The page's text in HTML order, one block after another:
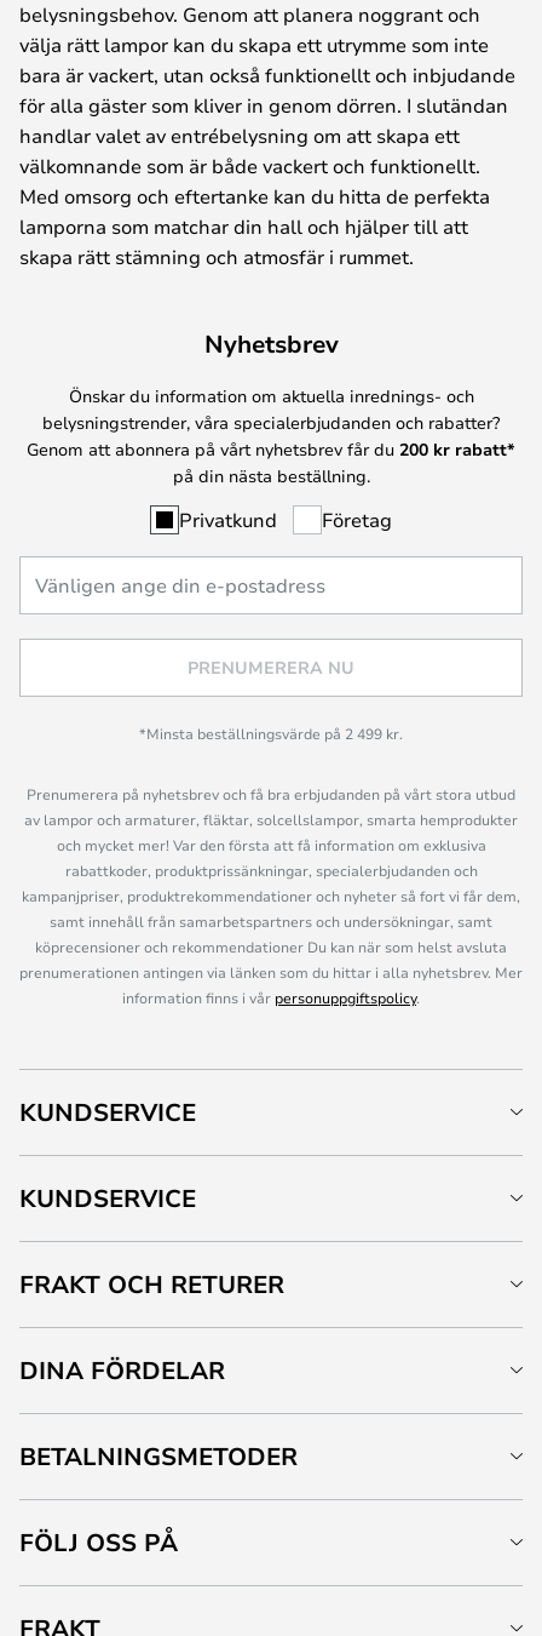
belysningsbehov. Genom att planera noggrant och
välja rätt lampor kan du skapa ett utrymme som inte
bara är vackert, utan också funktionellt och inbjudande
för alla gäster som kliver in genom dörren. I slutändan
handlar valet av entrébelysning om att skapa ett
välkomnande som är både vackert och funktionellt.
Med omsorg och eftertanke kan du hitta de perfekta
lamporna som matchar din hall och hjälper till att
skapa rätt stämning och atmosfär i rummet.
Nyhetsbrev
Önskar du information om aktuella inrednings- och
belysningstrender, våra specialerbjudanden och rabatter?
Genom att abonnera på vårt nyhetsbrev får du 200 kr rabatt*
på din nästa beställning.
Privatkund Företag
PRENUMERERA NU
*Minsta beställningsvärde på 2 499 kr.
Prenumerera på nyhetsbrev och få bra erbjudanden på vårt stora utbud
av lampor och armaturer, fläktar, solcellslampor, smarta hemprodukter
och mycket mer! Var den första att få information om exklusiva
rabattkoder, produktprissänkningar, specialerbjudanden och
kampanjpriser, produktrekommendationer och nyheter så fort vi får dem,
samt innehåll från samarbetspartners och undersökningar, samt
köprecensioner och rekommendationer Du kan när som helst avsluta
prenumerationen antingen via länken som du hittar i alla nyhetsbrev. Mer
information finns i vår personuppgiftspolicy.
KUNDSERVICE
KUNDSERVICE
FRAKT OCH RETURER
DINA FÖRDELAR
BETALNINGSMETODER
FÖLJ OSS PÅ
FRAKT